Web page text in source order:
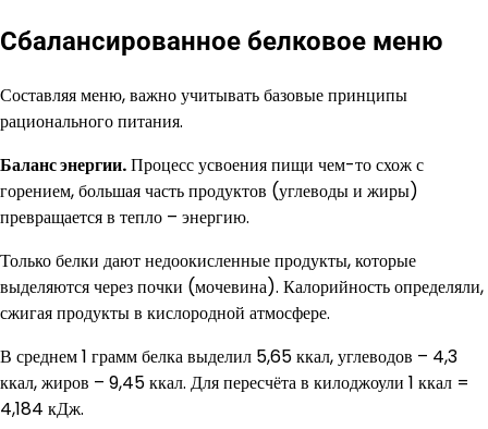
Сбалансированное белковое меню
Составляя меню, важно учитывать базовые принципы
рационального питания.
Баланс энергии.Процесс усвоения пищи чем-то схож с
горением, большая часть продуктов (углеводы и жиры)
превращается в тепло – энергию.
Только белки дают недоокисленные продукты, которые
выделяются через почки (мочевина). Калорийность определяли,
сжигая продукты в кислородной атмосфере.
В среднем 1 грамм белка выделил 5,65 ккал, углеводов – 4,3
ккал, жиров – 9,45 ккал. Для пересчёта в килоджоули 1 ккал =
4,184 кДж.